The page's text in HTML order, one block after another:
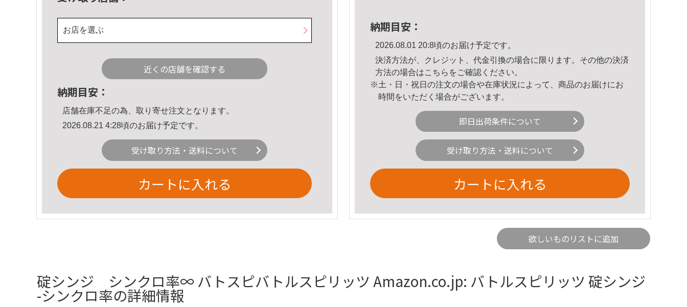
お店を選ぶ
近くの店舗を確認する
納期目安：
店舗在庫不足の為、取り寄せ注文となります。
2026.08.21 4:28頃のお届け予定です。
受け取り方法・送料について
カートに入れる
納期目安：
2026.08.01 20:8頃のお届け予定です。
決済方法が、クレジット、代金引換の場合に限ります。その他の決済
方法の場合はこちら をご確認ください。
※土・日・祝日の注文の場合や在庫状況によって、商品のお届けにお
時間をいただく場合がございます。
即日出荷条件について
受け取り方法・送料について
カートに入れる
欲しいものリストに追加
碇シンジ シンクロ率∞ バトスピバトルスピリッツ Amazon.co.jp: バトルスピリッツ 碇シンジ
-シンクロ率の詳細情報